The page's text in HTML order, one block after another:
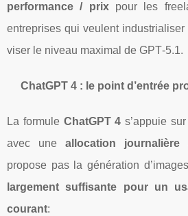
performance / prixpour les
entreprises qui veulent industrialiser
viser le niveau maximal de GPT‑5.1.
ChatGPT 4 : le point d’entrée
La formule ChatGPT 4 s’appuie
avec une allocation journalière
propose pas la génération
largement suffisante pour un
courant: